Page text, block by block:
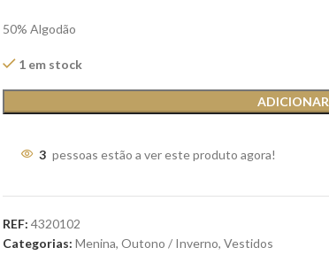
50% Algodão
1 em stock
ADICIONAR
3 pessoas estão a ver este produto agora!
REF: 4320102
Categorias: Menina, Outono / Inverno, Vestidos